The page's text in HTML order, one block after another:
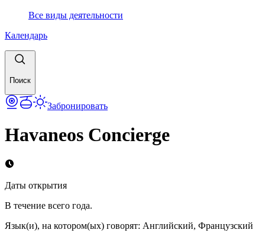
Все виды деятельности
Календарь
Поиск
Забронировать
Havaneos Concierge
Даты открытия
В течение всего года.
Язык(и), на котором(ых) говорят: Английский, Французский